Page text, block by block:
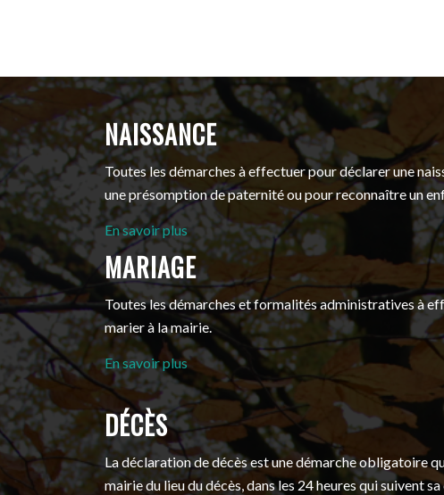
NAISSANCE
Toutes les démarches à effectuer pour déclarer une
une présomption de paternité ou pour reconnaître un
En savoir plus
MARIAGE
Toutes les démarches et formalités administratives à
marier à la mairie.
En savoir plus
DÉCÈS
La déclaration de décès est une démarche obligatoire
mairie du lieu du décès, dans les 24 heures qui suivent